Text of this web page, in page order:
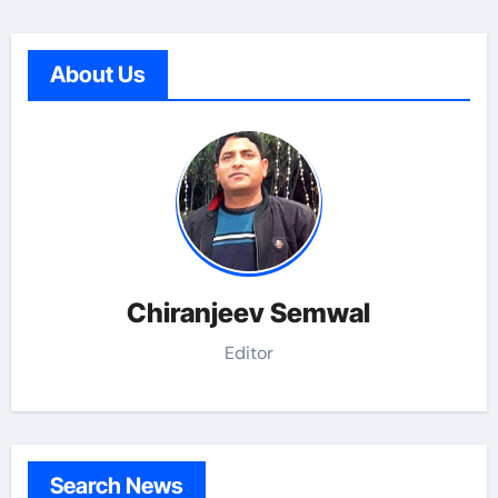
About Us
Chiranjeev Semwal
Editor
Search News